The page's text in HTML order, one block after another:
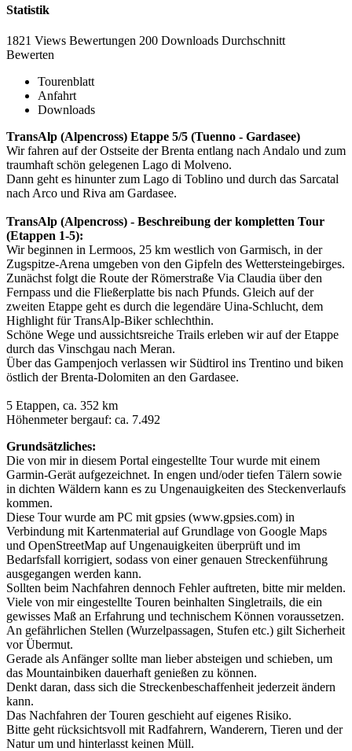
Statistik
1821 Views Bewertungen 200 Downloads Durchschnitt
Bewerten
Tourenblatt
Anfahrt
Downloads
TransAlp (Alpencross) Etappe 5/5 (Tuenno - Gardasee)
Wir fahren auf der Ostseite der Brenta entlang nach Andalo und zum
traumhaft schön gelegenen Lago di Molveno.
Dann geht es hinunter zum Lago di Toblino und durch das Sarcatal
nach Arco und Riva am Gardasee.
TransAlp (Alpencross) - Beschreibung der kompletten Tour
(Etappen 1-5):
Wir beginnen in Lermoos, 25 km westlich von Garmisch, in der
Zugspitze-Arena umgeben von den Gipfeln des Wettersteingebirges.
Zunächst folgt die Route der Römerstraße Via Claudia über den
Fernpass und die Fließerplatte bis nach Pfunds. Gleich auf der
zweiten Etappe geht es durch die legendäre Uina-Schlucht, dem
Highlight für TransAlp-Biker schlechthin.
Schöne Wege und aussichtsreiche Trails erleben wir auf der Etappe
durch das Vinschgau nach Meran.
Über das Gampenjoch verlassen wir Südtirol ins Trentino und biken
östlich der Brenta-Dolomiten an den Gardasee.
5 Etappen, ca. 352 km
Höhenmeter bergauf: ca. 7.492
Grundsätzliches:
Die von mir in diesem Portal eingestellte Tour wurde mit einem
Garmin-Gerät aufgezeichnet. In engen und/oder tiefen Tälern sowie
in dichten Wäldern kann es zu Ungenauigkeiten des Steckenverlaufs
kommen.
Diese Tour wurde am PC mit gpsies (www.gpsies.com) in
Verbindung mit Kartenmaterial auf Grundlage von Google Maps
und OpenStreetMap auf Ungenauigkeiten überprüft und im
Bedarfsfall korrigiert, sodass von einer genauen Streckenführung
ausgegangen werden kann.
Sollten beim Nachfahren dennoch Fehler auftreten, bitte mir melden.
Viele von mir eingestellte Touren beinhalten Singletrails, die ein
gewisses Maß an Erfahrung und technischem Können voraussetzen.
An gefährlichen Stellen (Wurzelpassagen, Stufen etc.) gilt Sicherheit
vor Übermut.
Gerade als Anfänger sollte man lieber absteigen und schieben, um
das Mountainbiken dauerhaft genießen zu können.
Denkt daran, dass sich die Streckenbeschaffenheit jederzeit ändern
kann.
Das Nachfahren der Touren geschieht auf eigenes Risiko.
Bitte geht rücksichtsvoll mit Radfahrern, Wanderern, Tieren und der
Natur um und hinterlasst keinen Müll.